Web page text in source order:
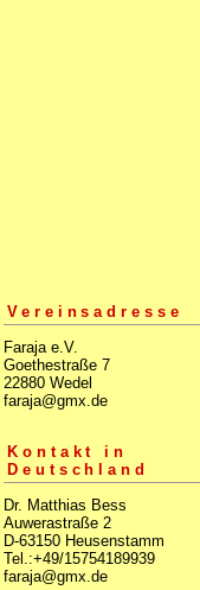
Vereinsadresse
Faraja e.V.
Goethestraße 7
22880 Wedel
faraja@gmx.de
Kontakt in
Deutschland
Dr. Matthias Bess
Auwerastraße 2
D-63150 Heusenstamm
Tel.:+49/15754189939
faraja@gmx.de